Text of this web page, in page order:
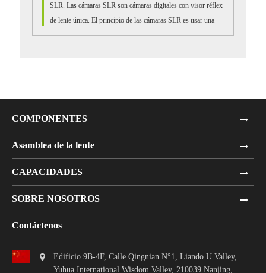
SLR. Las cámaras SLR son cámaras digitales con visor réflex
de lente única. El principio de las cámaras SLR es usar una
sola lente para ver la vista y la luz ...
COMPONENTES
Asamblea de la lente
CAPACIDADES
SOBRE NOSOTROS
Contáctenos
Edificio 9B-4F, Calle Qingnian N°1, Liando U Valley,
Yuhua International Wisdom Valley, 210039 Nanjing,